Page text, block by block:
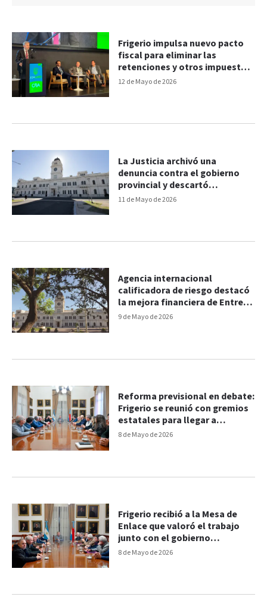
12 de Mayo de 2026
Frigerio impulsa nuevo pacto
fiscal para eliminar las
retenciones y otros impuestos
al agro
11 de Mayo de 2026
La Justicia archivó una
denuncia contra el gobierno
provincial y descartó
irregularidades
9 de Mayo de 2026
Agencia internacional
calificadora de riesgo destacó
la mejora financiera de Entre
Ríos
8 de Mayo de 2026
Reforma previsional en debate:
Frigerio se reunió con gremios
estatales para llegar a
consensos
8 de Mayo de 2026
Frigerio recibió a la Mesa de
Enlace que valoró el trabajo
junto con el gobierno
provincial